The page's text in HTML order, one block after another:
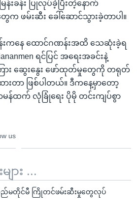
းခန်း ပြုလုပ်ခဲ့ပြီးတဲ့နောက်
ဖမ်းဆီး ခေါ်ဆောင်သွားခဲ့တာပါ။
န်းကနေ ထောင်ဂဏန်းအထိ သေဆုံးခဲ့ရ
ရင်ပြင် အရေးအခင်းနဲ့
း ဆွေးနွေး ဖော်ထုတ်မှုတွေကို တရုတ်
းတာ ဖြစ်ပါတယ်။ ဒီကနေ့မှာတော့
မန်ထက် လုံခြုံရေး ပိုမို တင်းကျပ်စွာ
us
ား ...
ည်မတိုင်မီ ကြိုတင်ဖမ်းဆီးမှုတွေလုပ်